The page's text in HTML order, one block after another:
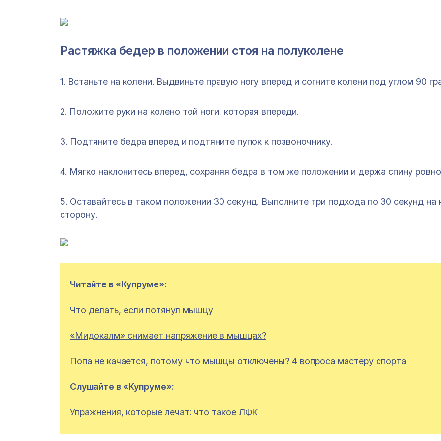
Растяжка бедер в положении стоя на полуколене
1. Встаньте на колени. Выдвиньте правую ногу вперед и согните колени под углом 90
2. Положите руки на колено той ноги, которая впереди.
3. Подтяните бедра вперед и подтяните пупок к позвоночнику.
4. Мягко наклонитесь вперед, сохраняя бедра в том же положении и держа спину
5. Оставайтесь в таком положении 30 секунд. Выполните три подхода по 30 секунд
сторону.
Читайте в «Купруме»:
Что делать, если потянул мышцу
«Мидокалм» снимает напряжение в мышцах?
Попа не качается, потому что мышцы отключены? 4 вопроса мастеру спорта
Слушайте в «Купруме»:
Упражнения, которые лечат: что такое ЛФК